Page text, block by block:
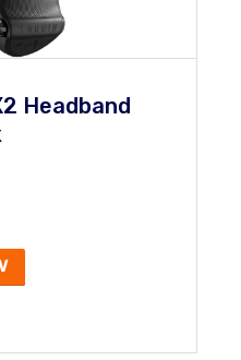
Headband